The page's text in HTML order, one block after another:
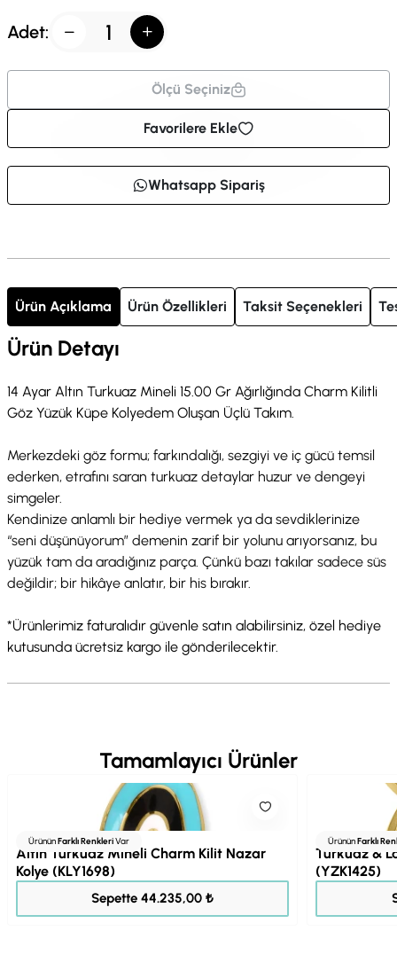
Adet:
Ölçü Seçiniz
Favorilere Ekle
Whatsapp Sipariş
Ürün Açıklama Ürün Özellikleri Taksit Seçenekleri
Ürün Detayı
14 Ayar Altın Turkuaz Mineli 15.00 Gr Ağırlığında Charm Kilitli
Göz Yüzük Küpe Kolyedem Oluşan Üçlü Takım.
Merkezdeki göz formu; farkındalığı, sezgiyi ve iç gücü temsil
ederken, etrafını saran turkuaz detaylar huzur ve dengeyi
simgeler.
Kendinize anlamlı bir hediye vermek ya da sevdiklerinize
“seni düşünüyorum” demenin zarif bir yolunu arıyorsanız, bu
yüzük tam da aradığınız parça. Çünkü bazı takılar sadece süs
değildir; bir hikâye anlatır, bir his bırakır.
*Ürünlerimiz faturalıdır güvenle satın alabilirsiniz, özel hediye
kutusunda ücretsiz kargo ile gönderilecektir.
Tamamlayıcı Ürünler
ÜrününFarklı RenkleriVar
Altın Turkuaz Mineli Charm Kilit Nazar
Kolye (KLY1698)
Sepette 44.235,00 ₺
ÜrününFarklı
Turkuaz &
(YZK1425)